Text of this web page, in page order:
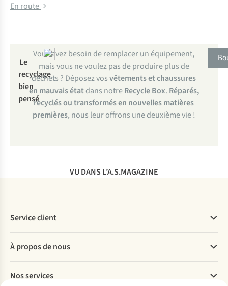
En route
Le
recyclage
bien
pensé
Vous avez besoin de remplacer un équipement,
mais vous ne voulez pas de produire plus de
déchets ? Déposez vosvêtements et chaussures
en mauvais étatdans notreRecycle Box. Réparés,
recyclés ou transformés en nouvelles matières
premières, nous leur offrons une deuxième vie !
VU DANS L’A.S.MAGAZINE
Service client
Commander
Payer
Livraison
À propos de nous
Explore More
Nos services